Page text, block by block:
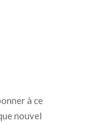
à ce
nouvel